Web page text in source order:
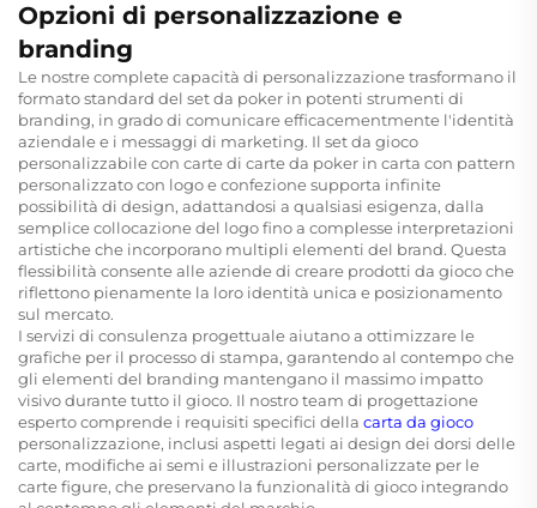
Opzioni di personalizzazione e
branding
Le nostre complete capacità di personalizzazione trasformano il
formato standard del set da poker in potenti strumenti di
branding, in grado di comunicare efficacementmente l'identità
aziendale e i messaggi di marketing. Il set da gioco
personalizzabile con carte di carte da poker in carta con pattern
personalizzato con logo e confezione supporta infinite
possibilità di design, adattandosi a qualsiasi esigenza, dalla
semplice collocazione del logo fino a complesse interpretazioni
artistiche che incorporano multipli elementi del brand. Questa
flessibilità consente alle aziende di creare prodotti da gioco che
riflettono pienamente la loro identità unica e posizionamento
sul mercato.
I servizi di consulenza progettuale aiutano a ottimizzare le
grafiche per il processo di stampa, garantendo al contempo che
gli elementi del branding mantengano il massimo impatto
visivo durante tutto il gioco. Il nostro team di progettazione
esperto comprende i requisiti specifici della carta da gioco
personalizzazione, inclusi aspetti legati ai design dei dorsi delle
carte, modifiche ai semi e illustrazioni personalizzate per le
carte figure, che preservano la funzionalità di gioco integrando